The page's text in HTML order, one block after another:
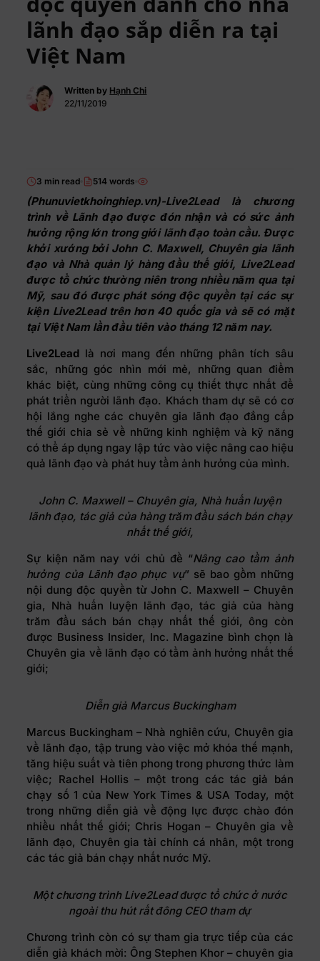
lãnh đạo sắp diễn ra tại
Việt Nam
Written by Hạnh Chi
22/11/2019
3 min read 514 words
(Phunuvietkhoinghiep.vn)-Live2Lead là chương
trình về Lãnh đạo được đón nhận và có sức ảnh
hưởng rộng lớn trong giới lãnh đạo toàn cầu. Được
khởi xướng bởi John C. Maxwell, Chuyên gia lãnh
đạo và Nhà quản lý hàng đầu thế giới, Live2Lead
được tổ chức thường niên trong nhiều năm qua tại
Mỹ, sau đó được phát sóng độc quyền tại các sự
kiện Live2Lead trên hơn 40 quốc gia và sẽ có mặt
tại Việt Nam lần đầu tiên vào tháng 12 năm nay.
Live2Lead là nơi mang đến những phân tích sâu
sắc, những góc nhìn mới mẻ, những quan điểm
khác biệt, cùng những công cụ thiết thực nhất để
phát triển người lãnh đạo. Khách tham dự sẽ có cơ
hội lắng nghe các chuyên gia lãnh đạo đẳng cấp
thế giới chia sẻ về những kinh nghiệm và kỹ năng
có thể áp dụng ngay lập tức vào việc nâng cao hiệu
quả lãnh đạo và phát huy tầm ảnh hưởng của mình.
John C. Maxwell – Chuyên gia, Nhà huấn luyện
lãnh đạo, tác giả của hàng trăm đầu sách bán chạy
nhất thế giới,
Sự kiện năm nay với chủ đề “Nâng cao tầm ảnh
hưởng của Lãnh đạo phục vụ” sẽ bao gồm những
nội dung độc quyền từ John C. Maxwell – Chuyên
gia, Nhà huấn luyện lãnh đạo, tác giả của hàng
trăm đầu sách bán chạy nhất thế giới, ông còn
được Business Insider, Inc. Magazine bình chọn là
Chuyên gia về lãnh đạo có tầm ảnh hưởng nhất thế
giới;
Diễn giả Marcus Buckingham
Marcus Buckingham – Nhà nghiên cứu, Chuyên gia
về lãnh đạo, tập trung vào việc mở khóa thế mạnh,
tăng hiệu suất và tiên phong trong phương thức làm
việc; Rachel Hollis – một trong các tác giả bán
chạy số 1 của New York Times & USA Today, một
trong những diễn giả về động lực được chào đón
nhiều nhất thế giới; Chris Hogan – Chuyên gia về
lãnh đạo, Chuyên gia tài chính cá nhân, một trong
các tác giả bán chạy nhất nước Mỹ.
Một chương trình Live2Lead được tổ chức ở nước
ngoài thu hút rất đông CEO tham dự
Chương trình còn có sự tham gia trực tiếp của các
diễn giả khách mời: Ông Stephen Khor – chuyên gia